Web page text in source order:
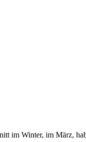
im Winter, im März,